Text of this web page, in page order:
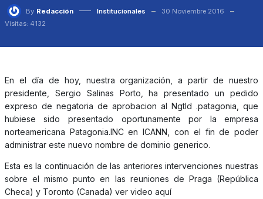
By Redacción Institucionales
30 Noviembre 2016
Visitas: 4132
En el día de hoy, nuestra organización, a partir de nuestro
presidente, Sergio Salinas Porto, ha presentado un pedido
expreso de negatoria de aprobacion al Ngtld .patagonia, que
hubiese sido presentado oportunamente por la empresa
norteamericana Patagonia.INC en ICANN, con el fin de poder
administrar este nuevo nombre de dominio generico.
Esta es la continuación de las anteriores intervenciones nuestras
sobre el mismo punto en las reuniones de Praga (República
Checa) y Toronto (Canada) ver video aquí